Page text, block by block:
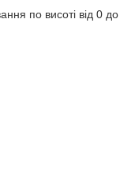
по висоті від 0 до